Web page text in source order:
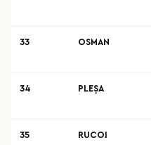
33 OSMAN
34 PLEȘA
35 RUCOI